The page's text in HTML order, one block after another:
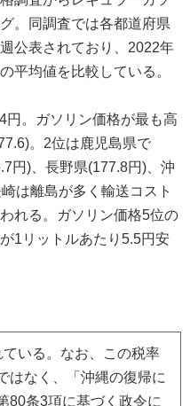
。同調査では各都道府県
公表されており、2022年
平均値を比較している。
円。ガソリン価格が最も高
。2位は鹿児島県で
円)、長野県(177.8円)、沖
は離島が多く輸送コスト
れる。ガソリン価格5位の
1リットルあたり5.5円安
いる。なお、この税率
はなく、「沖縄の復帰に
80条3項に基づく政令に